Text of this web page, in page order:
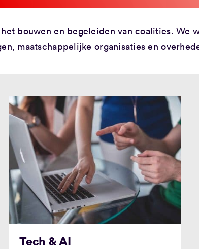
bouwen en begeleiden van coalities. We
maatschappelijke organisaties en
Tech & AI